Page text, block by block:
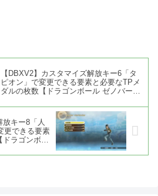
【DBXV2】カスタマイズ解放キー6「タ
ピオン」で変更できる要素と必要なTPメ
ダルの枚数【ドラゴンボール ゼノバース
放キー8「人
更できる要素
ラゴンボー